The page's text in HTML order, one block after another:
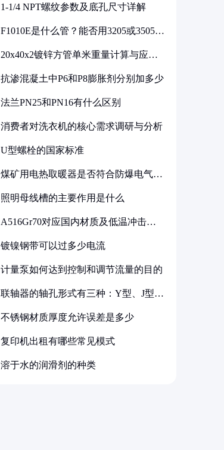
1-1/4 NPT螺纹参数及底孔尺寸详解
F1010E是什么管？能否用3205或3505代
20x40x2镀锌方管单米重量计算与应用
抗渗混凝土中P6和P8膨胀剂分别加多少
法兰PN25和PN16有什么区别
消费者对洗衣机的核心需求调研与分析
U型螺栓的国家标准
煤矿用电热取暖器是否符合防爆电气设
照明母线槽的主要作用是什么
A516Gr70对应国内材质及低温冲击要
镀镍钢带可以过多少电流
计量泵如何达到控制和调节流量的目的
联轴器的轴孔形式有三种：Y型、J型、
不锈钢材质厚度允许误差是多少
复印机出租有哪些常见模式
溶于水的润滑剂的种类